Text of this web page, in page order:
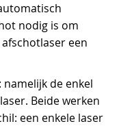
nodig is om
een
de enkel
Beide werken
een enkele laser